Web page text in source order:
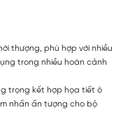
thượng, phù hợp với nhiều
trong nhiều hoàn cảnh
trọng kết hợp họa tiết ô
nhấn ấn tượng cho bộ